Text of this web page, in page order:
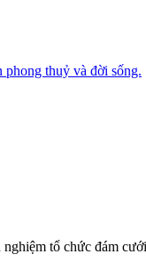
phong thuỷ và đời sống.
tổ chức đám